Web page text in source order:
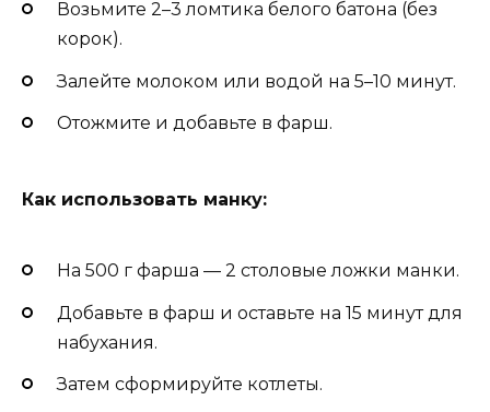
Возьмите 2–3 ломтика белого батона (без
корок).
Залейте молоком или водой на 5–10 минут.
Отожмите и добавьте в фарш.
Как использовать манку:
На 500 г фарша — 2 столовые ложки манки.
Добавьте в фарш и оставьте на 15 минут для
набухания.
Затем сформируйте котлеты.